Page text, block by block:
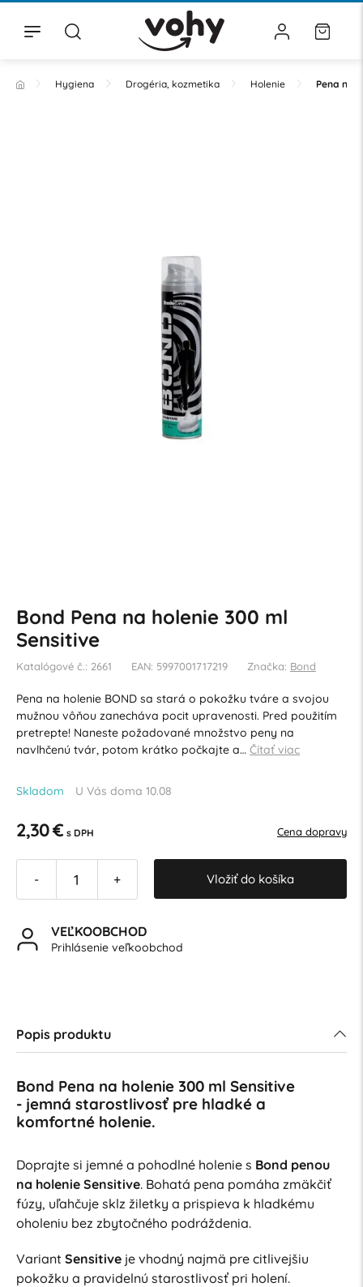
Hygiena Drogéria, kozmetika Holenie Pena na
Bond Pena na holenie 300 ml
Sensitive
Katalógové č.: 2661 EAN: 5997001717219 Značka: Bond
Pena na holenie BOND sa stará o pokožku tváre a svojou
mužnou vôňou zanecháva pocit upravenosti. Pred použitím
pretrepte! Naneste požadované množstvo peny na
navlhčenú tvár, potom krátko počkajte a… Čítať viac
Skladom U Vás doma 10.08
2,30 € s DPH Cena dopravy
- + Vložiť do košíka
VEĽKOOBCHOD
Prihlásenie veľkoobchod
Popis produktu
Bond Pena na holenie 300 ml Sensitive
- jemná starostlivosť pre hladké a
komfortné holenie.
Doprajte si jemné a pohodlné holenie s Bond penou
na holenie Sensitive. Bohatá pena pomáha zmäkčiť
fúzy, uľahčuje sklz žiletky a prispieva k hladkému
oholeniu bez zbytočného podráždenia.
Variant Sensitiveje vhodný najmä pre citlivejšiu
pokožku a pravidelnú starostlivosť pri holení.